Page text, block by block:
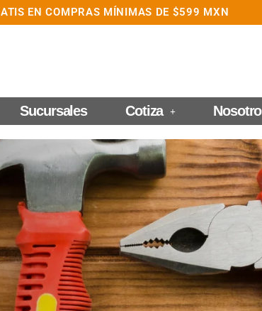
EN COMPRAS MÍNIMAS DE $599 MXN
Sucursales Cotiza